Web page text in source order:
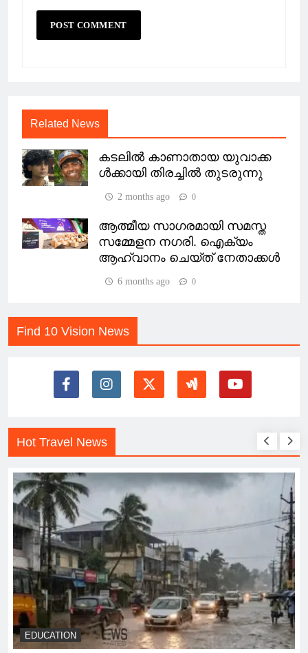
Related News
കടലിൽ കാണാതായ യുവാക്ക
ൾക്കായി തിരച്ചിൽ തുടരുന്നു
2 months ago 0
ആത്മീയ സാഗരമായി സമസ്ത
സമ്മേളന നഗരി. ഐക്യം
ആഹ്വാനം ചെയ്ത് നേതാക്കൾ
6 months ago 0
Find 10 Vision News
Hot Travel News
EDUCATION